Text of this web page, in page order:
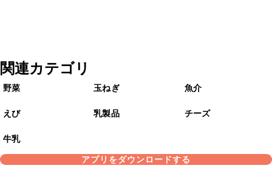
関連カテゴリ
野菜 玉ねぎ 魚介
えび 乳製品 チーズ
牛乳
アプリをダウンロードする